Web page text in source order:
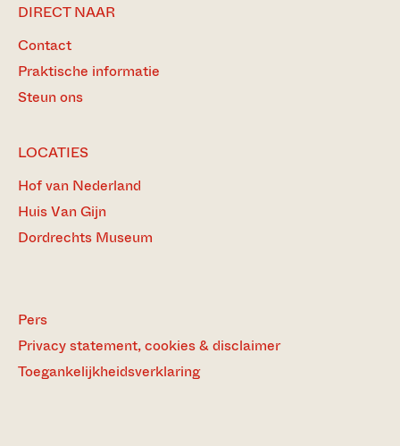
DIRECT NAAR
Contact
Praktische informatie
Steun ons
LOCATIES
Hof van Nederland
Huis Van Gijn
Dordrechts Museum
Pers
Privacy statement, cookies & disclaimer
Toegankelijkheidsverklaring